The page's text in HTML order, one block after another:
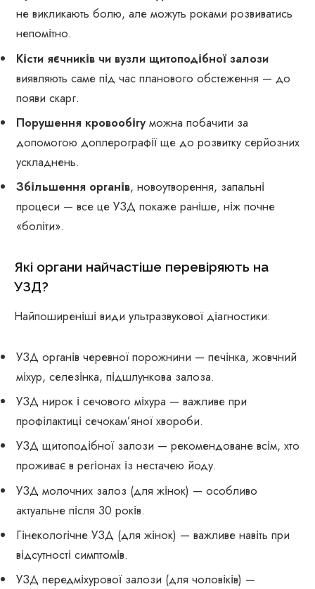
не викликають болю, але можуть роками розвиватись
непомітно.
Кісти яєчників чи вузли щитоподібної залози
виявляють саме під час планового обстеження — до
появи скарг.
Порушення кровообігу можна побачити за
допомогою доплерографії ще до розвитку серйозних
ускладнень.
Збільшення органів, новоутворення, запальні
процеси — все це УЗД покаже раніше, ніж почне
«боліти».
Які органи найчастіше перевіряють на
УЗД?
Найпоширеніші види ультразвукової діагностики:
УЗД органів черевної порожнини — печінка, жовчний
міхур, селезінка, підшлункова залоза.
УЗД нирок і сечового міхура — важливе при
профілактиці сечокам’яної хвороби.
УЗД щитоподібної залози — рекомендоване всім, хто
проживає в регіонах із нестачею йоду.
УЗД молочних залоз (для жінок) — особливо
актуальне після 30 років.
Гінекологічне УЗД (для жінок) — важливе навіть при
відсутності симптомів.
УЗД передміхурової залози (для чоловіків) —